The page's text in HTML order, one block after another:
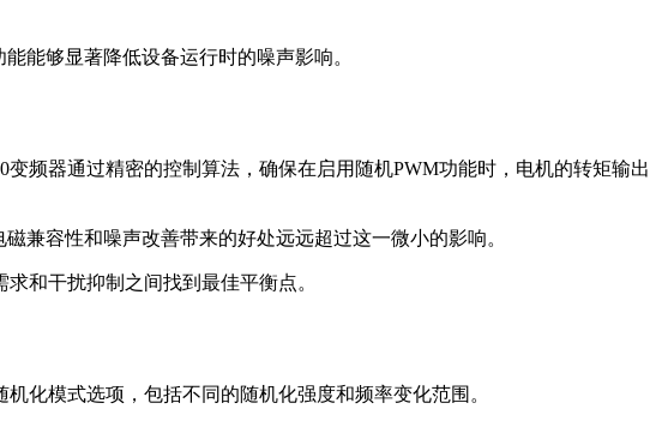
能够显著降低设备运行时的噪声影响。
频器通过精密的控制算法，确保在启用随机PWM功能时，电机的转矩输出
兼容性和噪声改善带来的好处远远超过这一微小的影响。
和干扰抑制之间找到最佳平衡点。
化模式选项，包括不同的随机化强度和频率变化范围。